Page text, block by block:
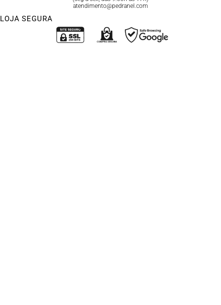
atendimento@pedranel.com
LOJA SEGURA